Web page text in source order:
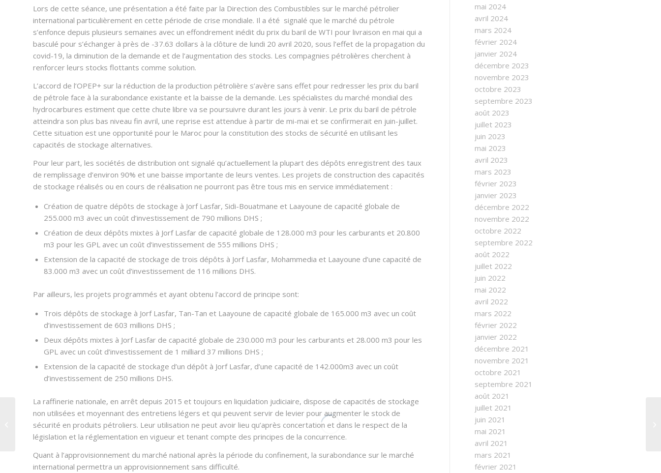
Lors de cette séance, une présentation a été faite par la Direction des Combustibles sur le marché pétrolier
international particulièrement en cette période de crise mondiale. Il a été signalé que le marché du pétrole
s’enfonce depuis plusieurs semaines avec un effondrement inédit du prix du baril de WTI pour livraison en mai qui a
basculé pour s’échanger à près de -37.63 dollars à la clôture de lundi 20 avril 2020, sous l’effet de la propagation du
covid-19, la diminution de la demande et de l’augmentation des stocks. Les compagnies pétrolières cherchent à
renforcer leurs stocks flottants comme solution.
L’accord de l’OPEP+ sur la réduction de la production pétrolière s’avère sans effet pour redresser les prix du baril
de pétrole face à la surabondance existante et la baisse de la demande. Les spécialistes du marché mondial des
hydrocarbures estiment que cette chute libre va se poursuivre durant les jours à venir. Le prix du baril de pétrole
atteindra son plus bas niveau fin avril, une reprise est attendue à partir de mi-mai et se confirmerait en juin-juillet.
Cette situation est une opportunité pour le Maroc pour la constitution des stocks de sécurité en utilisant les
capacités de stockage alternatives.
Pour leur part, les sociétés de distribution ont signalé qu’actuellement la plupart des dépôts enregistrent des taux
de remplissage d’environ 90% et une baisse importante de leurs ventes. Les projets de construction des capacités
de stockage réalisés ou en cours de réalisation ne pourront pas être tous mis en service immédiatement :
Création de quatre dépôts de stockage à Jorf Lasfar, Sidi-Bouatmane et Laayoune de capacité globale de
255.000 m3 avec un coût d’investissement de 790 millions DHS ;
Création de deux dépôts mixtes à Jorf Lasfar de capacité globale de 128.000 m3 pour les carburants et 20.800
m3 pour les GPL avec un coût d’investissement de 555 millions DHS ;
Extension de la capacité de stockage de trois dépôts à Jorf Lasfar, Mohammedia et Laayoune d’une capacité de
83.000 m3 avec un coût d’investissement de 116 millions DHS.
Par ailleurs, les projets programmés et ayant obtenu l’accord de principe sont:
Trois dépôts de stockage à Jorf Lasfar, Tan-Tan et Laayoune de capacité globale de 165.000 m3 avec un coût
d’investissement de 603 millions DHS ;
Deux dépôts mixtes à Jorf Lasfar de capacité globale de 230.000 m3 pour les carburants et 28.000 m3 pour les
GPL avec un coût d’investissement de 1 milliard 37 millions DHS ;
Extension de la capacité de stockage d’un dépôt à Jorf Lasfar, d’une capacité de 142.000m3 avec un coût
d’investissement de 250 millions DHS.
La raffinerie nationale, en arrêt depuis 2015 et toujours en liquidation judiciaire, dispose de capacités de stockage
non utilisées et moyennant des entretiens légers et qui peuvent servir de levier pour augmenter le stock de
sécurité en produits pétroliers. Leur utilisation ne peut avoir lieu qu’après concertation et dans le respect de la
législation et la réglementation en vigueur et tenant compte des principes de la concurrence.
Quant à l’approvisionnement du marché national après la période du confinement, la surabondance sur le marché
international permettra un approvisionnement sans difficulté.
mai 2024
avril 2024
mars 2024
février 2024
janvier 2024
décembre 2023
novembre 2023
octobre 2023
septembre 2023
août 2023
juillet 2023
juin 2023
mai 2023
avril 2023
mars 2023
février 2023
janvier 2023
décembre 2022
novembre 2022
octobre 2022
septembre 2022
août 2022
juillet 2022
juin 2022
mai 2022
avril 2022
mars 2022
février 2022
janvier 2022
décembre 2021
novembre 2021
octobre 2021
septembre 2021
août 2021
juillet 2021
juin 2021
mai 2021
avril 2021
mars 2021
février 2021
Assemblée Générale
Ordinaire de la
Fédération de l’Energie